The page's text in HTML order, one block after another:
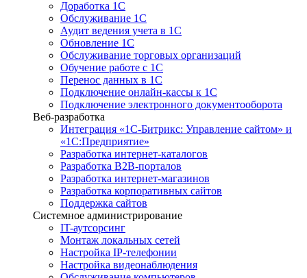
Доработка 1С
Обслуживание 1С
Аудит ведения учета в 1С
Обновление 1С
Обслуживание торговых организаций
Обучение работе с 1С
Перенос данных в 1С
Подключение онлайн-кассы к 1С
Подключение электронного документооборота
Веб-разработка
Интеграция «1С-Битрикс: Управление сайтом» и
«1С:Предприятие»
Разработка интернет-каталогов
Разработка B2B-порталов
Разработка интернет-магазинов
Разработка корпоративных сайтов
Поддержка сайтов
Системное администрирование
IT-аутсорсинг
Монтаж локальных сетей
Настройка IP-телефонии
Настройка видеонаблюдения